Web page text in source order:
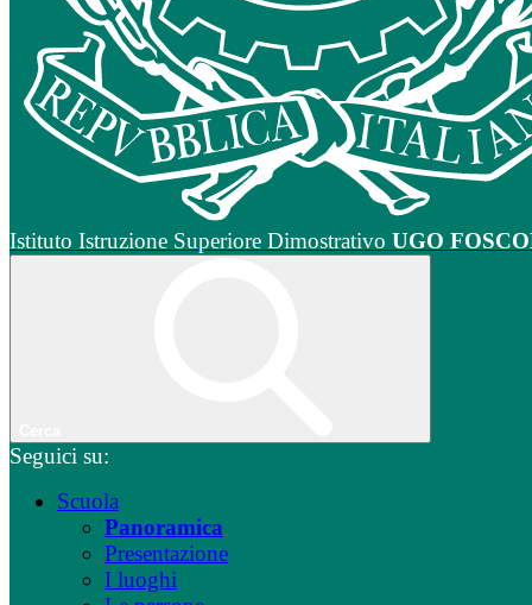
Istituto Istruzione Superiore Dimostrativo UGO
Seguici su:
Scuola
Panoramica
Presentazione
I luoghi